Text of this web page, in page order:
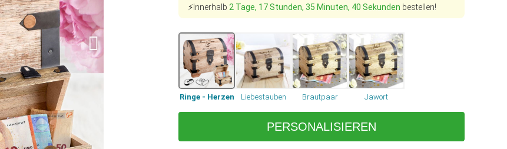
⚡Innerhalb 2 Tage, 17 Stunden, 35 Minuten, 38 Sekunden bestellen!
Ringe - Herzen Liebestauben Brautpaar Jawort
PERSONALISIEREN